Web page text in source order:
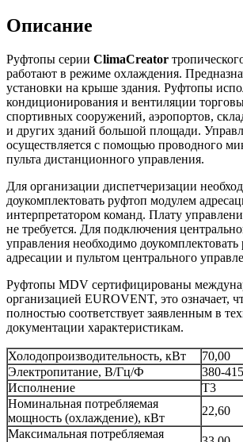
Описание
Руфтопы серии ClimaCreator
работают в режиме охлаждения.
установки на крыше здания. Руфтопы
кондиционирования и вентиляции
спортивных сооружений, аэропортов,
и других зданий большой площади.
осуществляется с помощью проводного
пульта дистанционного управления.
Для организации диспетчеризации
доукомплектовать руфтоп модулем
интерпретатором команд. Плату
не требуется. Для подключения
управления необходимо
адресации и пультом центрального
Руфтопы MDV сертифицированы
организацией EUROVENT, это означает,
полностью соответствует заявленным в
документации характеристикам.
Холодопроизводительность, кВт
70,00
Электропитание, В/Гц/Ф
380-
Исполнение
T3
Номинальная потребляемая
мощность (охлаждение), кВт
22,60
Максимальная потребляемая